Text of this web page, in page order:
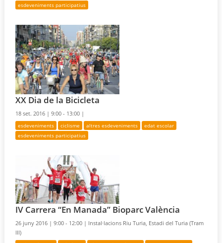
esdeveniments participatius
XX Dia de la Bicicleta
18 set. 2016 |9:00 - 13:00 |
esdeveniments ciclisme altres esdeveniments
edat escolar
esdeveniments participatius
IV Carrera “En Manada” Bioparc València
26 juny 2016 |9:00 - 12:00 | Instal·lacions Riu Turia, Estadi del Turia (Tram
III)